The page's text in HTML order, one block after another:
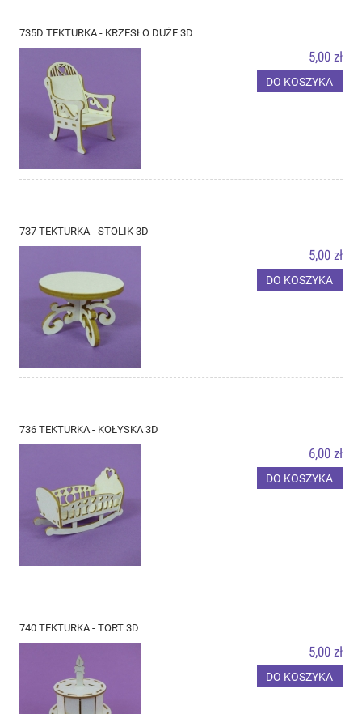
735D TEKTURKA - KRZESŁO DUŻE 3D
5,00 zł
DO KOSZYKA
737 TEKTURKA - STOLIK 3D
5,00 zł
DO KOSZYKA
736 TEKTURKA - KOŁYSKA 3D
6,00 zł
DO KOSZYKA
740 TEKTURKA - TORT 3D
5,00 zł
DO KOSZYKA